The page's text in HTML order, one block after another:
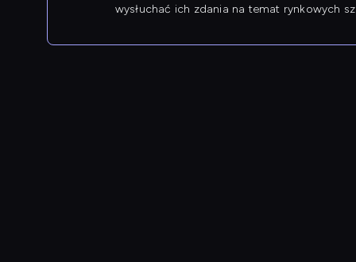
wysłuchać ich zdania na temat rynkowych